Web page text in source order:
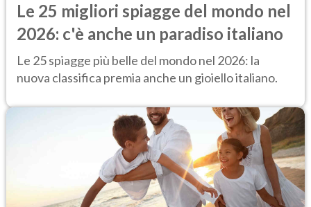
Le 25 migliori spiagge del mondo nel
2026: c'è anche un paradiso italiano
Le 25 spiagge più belle del mondo nel 2026: la
nuova classifica premia anche un gioiello italiano.